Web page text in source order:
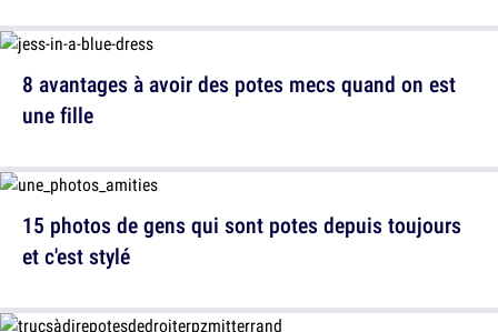
8 avantages à avoir des potes mecs quand on est
une fille
15 photos de gens qui sont potes depuis toujours
et c'est stylé